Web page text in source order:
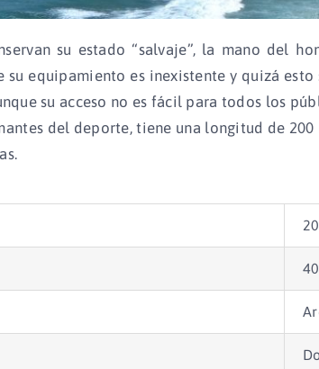
su estado “salvaje”, la mano del
su equipamiento es inexistente y quizá
su acceso no es fácil para todos los
del deporte, tiene una longitud de